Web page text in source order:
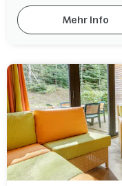
Mehr Info